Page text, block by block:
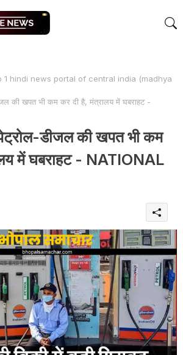
1 hindi news portal of central india (madhya
की खपत भी कम कर दी है, मंत्रालय में घबराहट -
डीजल की खपत भी कम
में घबराहट - NATIONAL